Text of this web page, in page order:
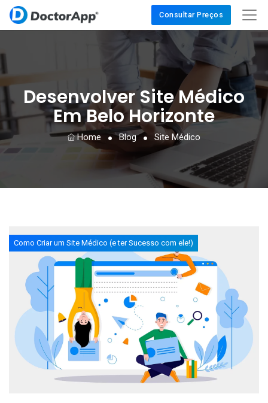
Consultar Preços
Desenvolver Site Médico
Em Belo Horizonte
Home Blog Site Médico
Como Criar um Site Médico (e ter Sucesso com ele!)